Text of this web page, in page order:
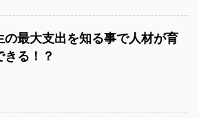
の最大支出を知る事で人材が育
きる！？